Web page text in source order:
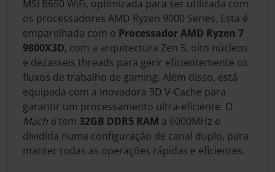
MSI B650 WiFi, optimizada para ser utilizada com
os processadores AMD Ryzen 9000 Series. Esta é
emparelhada com o Processador AMD Ryzen 7
9800X3D, com a arquitectura Zen 5, oito núcleos
e dezasseis threads para gerir eficientemente os
fluxos de trabalho de gaming. Além disso, está
equipada com a inovadora 3D V-Cache para
garantir um processamento ultra-eficiente. O
Mach 6tem 32GB DDR5 RAM a 6000MHz e
dividida numa configuração de canal duplo, para
manter todas as operações rápidas e eficientes.